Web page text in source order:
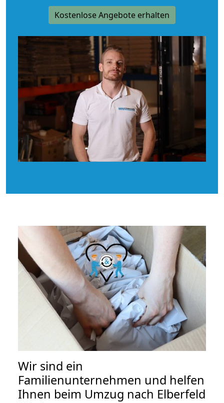
Kostenlose Angebote erhalten
Wir sind ein
Familienunternehmen und helfen
Ihnen beim Umzug nach Elberfeld